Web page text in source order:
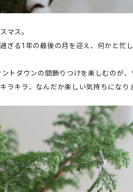
マス。
ぎる1年の最後の月を迎え、何かと忙
トダウンの間飾りつけを楽しむのが、
ラキラ、なんだか楽しい気持ちになり